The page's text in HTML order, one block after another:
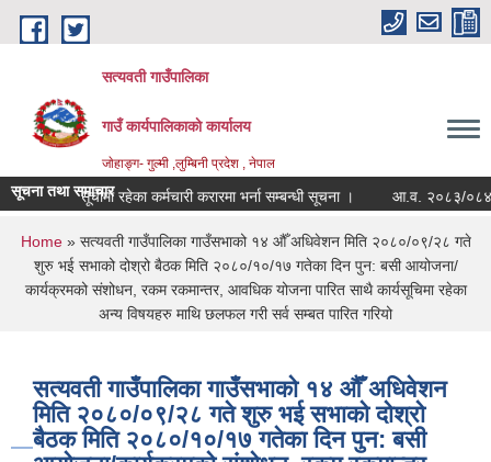
Skip to main content
सत्यवती गाउँपालिका
गाउँ कार्यपालिकाकाे कार्यालय
जाेहाङ्ग- गुल्मी ,लुम्बिनी प्रदेश , नेपाल
सूचना तथा समाचार
सूचीमा रहेका कर्मचारी करारमा भर्ना सम्बन्धी सूचना । आ.व. २०८३/०८४ श्रावण
You are here
Home» सत्यवती गाउँपालिका गाउँसभाको १४ औँ अधिवेशन मिति २०८०/०९/२८ गते
शुरु भई सभाको दोश्रो बैठक मिति २०८०/१०/१७ गतेका दिन पुन: बसी आयोजना/
कार्यक्रमको संशोधन, रकम रकमान्तर, आवधिक योजना पारित साथै कार्यसूचिमा रहेका
अन्य विषयहरु माथि छलफल गरी सर्व सम्बत पारित गरियो
सत्यवती गाउँपालिका गाउँसभाको १४ औँ अधिवेशन
मिति २०८०/०९/२८ गते शुरु भई सभाको दोश्रो
बैठक मिति २०८०/१०/१७ गतेका दिन पुन: बसी